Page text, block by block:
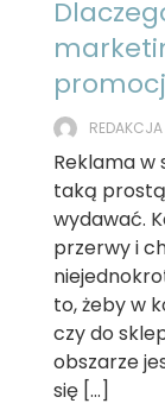
REDAKCJA
Reklama w
taką
wydawać.
przerwy i
to, żeby w
czy do
obszarze
się […]